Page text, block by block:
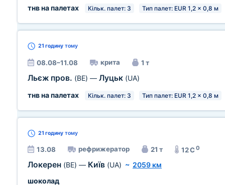
тнв на палетах
Кільк. палет: 3 Тип палет: EUR 1,2 x 0,8 м
21 годину тому
08.08–11.08 крита 1 т
Льєж пров. (BE) — Луцьк (UA)
тнв на палетах
Кільк. палет: 3 Тип палет: EUR 1,2 x 0,8 м
21 годину тому
13.08 рефрижератор 21 т 12 C0
Локерен (BE) — Київ (UA) ~ 2059 км
шоколад